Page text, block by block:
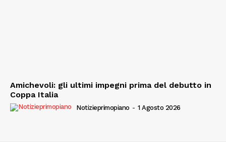
Amichevoli: gli ultimi impegni prima del debutto in
Coppa Italia
Notizieprimopiano - 1 Agosto 2026